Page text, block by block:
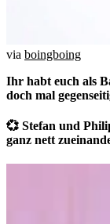
via boingboing
Ihr habt euch als
doch mal
💞 Stefan und
ganz nett